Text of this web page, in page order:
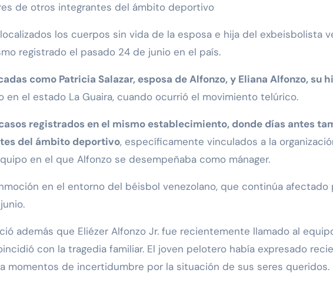
de otros integrantes del ámbito deportivo
los cuerpos sin vida de la esposa e hija del exbeisbolista
registrado el pasado 24 de junio en el país.
como Patricia Salazar, esposa de Alfonzo, y Eliana Alfonzo, su
en el estado La Guaira, cuando ocurrió el movimiento telúrico.
registrados en el mismo establecimiento, donde días antes
del ámbito deportivo, específicamente vinculados a la
en el que Alfonzo se desempeñaba como mánager.
en el entorno del béisbol venezolano, que continúa
además que Eliézer Alfonzo Jr. fue recientemente llamado al
con la tragedia familiar. El joven pelotero había expresado
momentos de incertidumbre por la situación de sus seres queridos.